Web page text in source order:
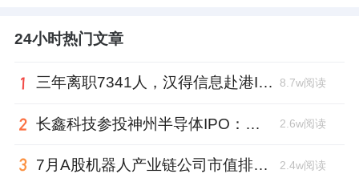
24小时热门文章
三年离职7341人，汉得信息赴港IPO前欠缴社保1.55亿元 8.7w阅读
长鑫科技参投神州半导体IPO：朱培文、陈觉晓变现2.6亿，董秘和保荐人有旧 2.6w阅读
7月A股机器人产业链公司市值排行：大族激光跌去四成，奥比中光跻身前三 2.4w阅读